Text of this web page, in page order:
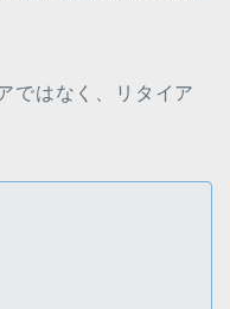
ではなく、リタイア